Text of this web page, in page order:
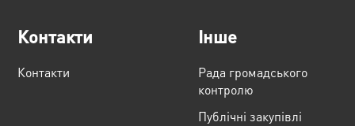
Контакти
Контакти
Інше
Рада громадського
контролю
Публічні закупівлі